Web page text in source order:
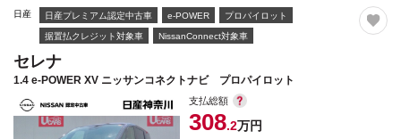
日産 日産プレミアム認定中古車 e-POWER プロパイロット
据置払クレジット対象車 NissanConnect対象車
セレナ
1.4 e-POWER XV ニッサンコネクトナビ プロパイロット
支払総額
308.2万円